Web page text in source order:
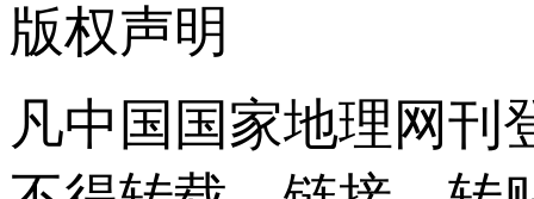
版权声明
凡中国国家地理网刊